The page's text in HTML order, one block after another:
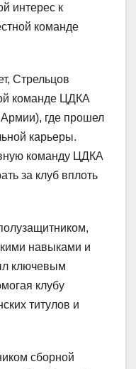
интерес к
команде
Стрельцов
команде ЦДКА
где прошел
карьеры.
команду ЦДКА
за клуб вплоть
навыками и
ключевым
клубу
титулов и
сборной